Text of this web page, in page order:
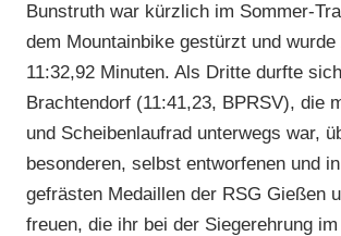
Bunstruth war kürzlich im Sommer-
dem Mountainbike gestürzt und
11:32,92 Minuten. Als Dritte durfte
Brachtendorf (11:41,23, BPRSV), die
und Scheibenlaufrad unterwegs war,
besonderen, selbst entworfenen und
gefrästen Medaillen der RSG Gießen
freuen, die ihr bei der Siegerehrung